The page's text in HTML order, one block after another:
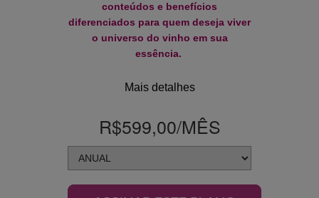
conteúdos e benefícios
diferenciados para quem deseja viver
o universo do vinho em sua
essência.
Mais detalhes
R$599,00/MÊS